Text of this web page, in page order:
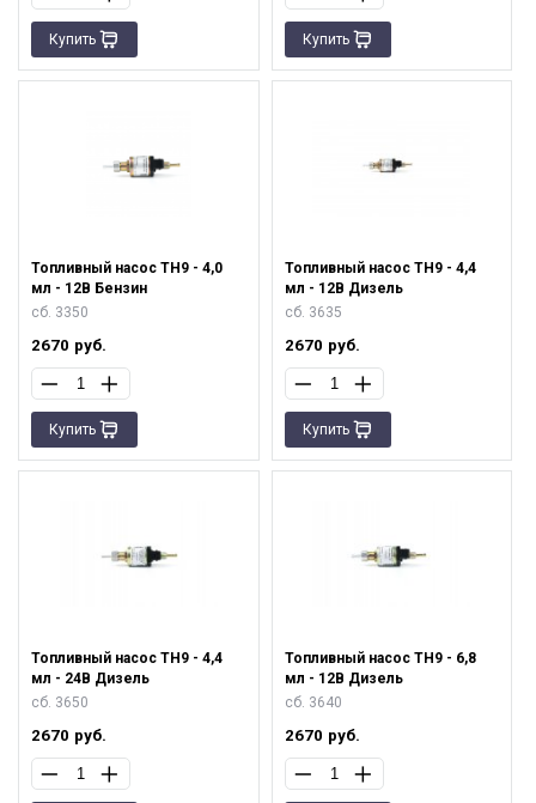
Купить Купить
Топливный насос ТН9 - 4,0
мл - 12В Бензин
сб. 3350
2670 руб.
Купить
Топливный насос ТН9 - 4,4
мл - 12В Дизель
сб. 3635
2670 руб.
Купить
Топливный насос ТН9 - 4,4
мл - 24В Дизель
сб. 3650
2670 руб.
Топливный насос ТН9 - 6,8
мл - 12В Дизель
сб. 3640
2670 руб.